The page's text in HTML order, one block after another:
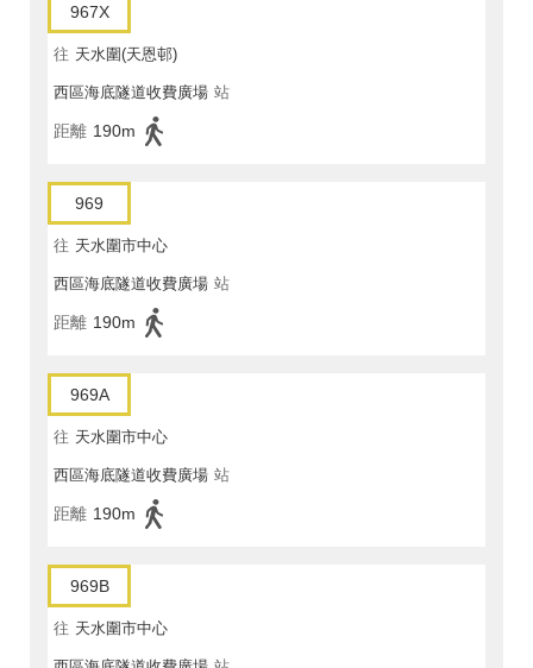
967X
往 天水圍(天恩邨)
西區海底隧道收費廣場 站
距離 190m
969
往 天水圍市中心
西區海底隧道收費廣場 站
距離 190m
969A
往 天水圍市中心
西區海底隧道收費廣場 站
距離 190m
969B
往 天水圍市中心